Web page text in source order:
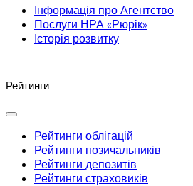
Інформація про Агентство
Послуги НРА «Рюрік»
Історія розвитку
Рейтинги
Рейтинги облігацій
Рейтинги позичальників
Рейтинги депозитів
Рейтинги страховиків